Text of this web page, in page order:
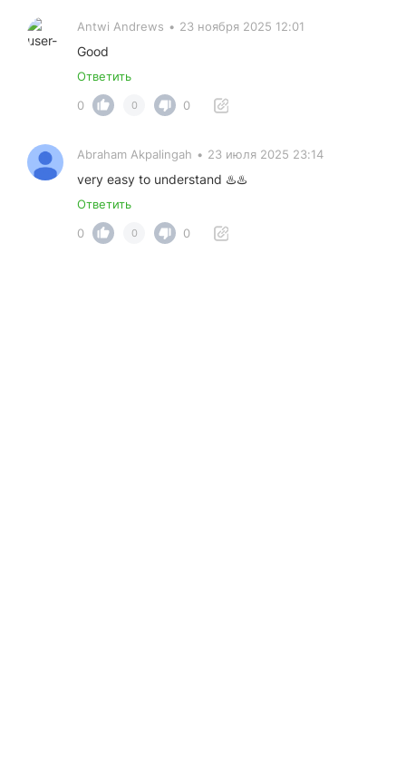
Antwi Andrews • 23 ноября 2025 12:01
Good
Ответить
0
0 0
Abraham Akpalingah • 23 июля 2025 23:14
very easy to understand ♨️♨️
Ответить
0
0 0